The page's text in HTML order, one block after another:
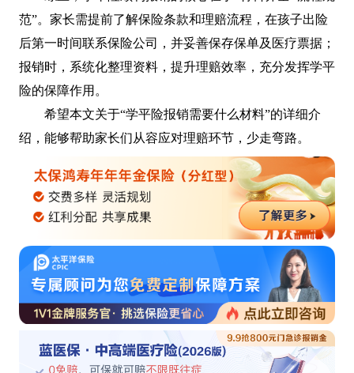
范”。家长需提前了解保险条款和理赔流程，在孩子出险
后第一时间联系保险公司，并妥善保存保单及医疗票据；
报销时，系统化整理资料，提升理赔效率，充分发挥学平
险的保障作用。
希望本文关于“学平险报销需要什么材料”的详细介
绍，能够帮助家长们从容应对理赔环节，少走弯路。